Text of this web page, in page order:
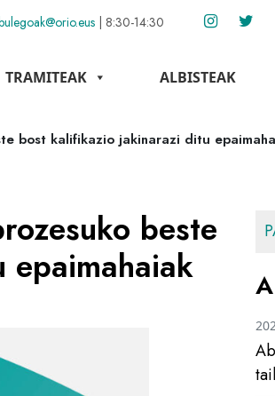
| 8:30-14:30
TRAMITEAK ALBISTEAK
bost kalifikazio jakinarazi ditu
beste